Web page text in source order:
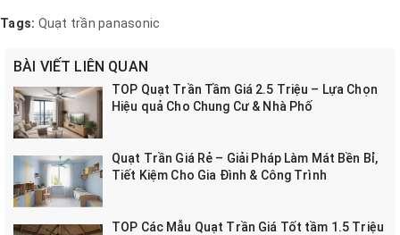
Tags: Quạt trần panasonic
BÀI VIẾT LIÊN QUAN
TOP Quạt Trần Tầm Giá 2.5 Triệu – Lựa Chọn
Hiệu quả Cho Chung Cư & Nhà Phố
Quạt Trần Giá Rẻ – Giải Pháp Làm Mát Bền Bỉ,
Tiết Kiệm Cho Gia Đình & Công Trình
TOP Các Mẫu Quạt Trần Giá Tốt tầm 1.5 Triệu